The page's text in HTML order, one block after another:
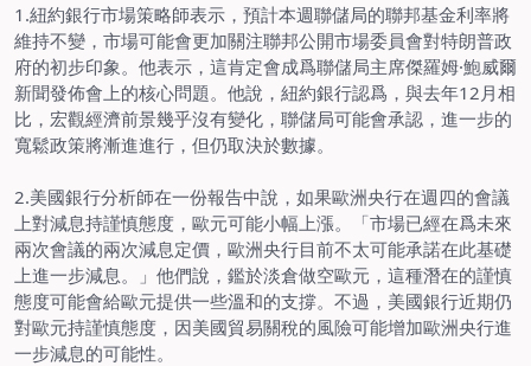
1.紐約銀行市場策略師表示，預計本週聯儲局的聯邦基金利率將
維持不變，市場可能會更加關注聯邦公開市場委員會對特朗普政
府的初步印象。他表示，這肯定會成爲聯儲局主席傑羅姆·鮑威爾
新聞發佈會上的核心問題。他說，紐約銀行認爲，與去年12 月相
比，宏觀經濟前景幾乎沒有變化，聯儲局可能會承認，進一步的
寬鬆政策將漸進進行，但仍取決於數據。
2.美國銀行分析師在一份報告中說，如果歐洲央行在週四的會議
上對減息持謹慎態度，歐元可能小幅上漲。「市場已經在爲未來
兩次會議的兩次減息定價，歐洲央行目前不太可能承諾在此基礎
上進一步減息。」他們說，鑑於淡倉做空歐元，這種潛在的謹慎
態度可能會給歐元提供一些溫和的支撐。不過，美國銀行近期仍
對歐元持謹慎態度，因美國貿易關稅的風險可能增加歐洲央行進
一步減息的可能性。